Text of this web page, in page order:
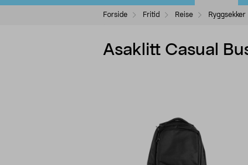
Forside Fritid Reise Ryggsekker
Asaklitt Casual